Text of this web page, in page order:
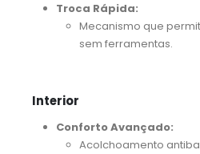
Troca Rápida:
Mecanismo que
sem ferramentas.
Interior
Conforto Avançado:
Acolchoamento